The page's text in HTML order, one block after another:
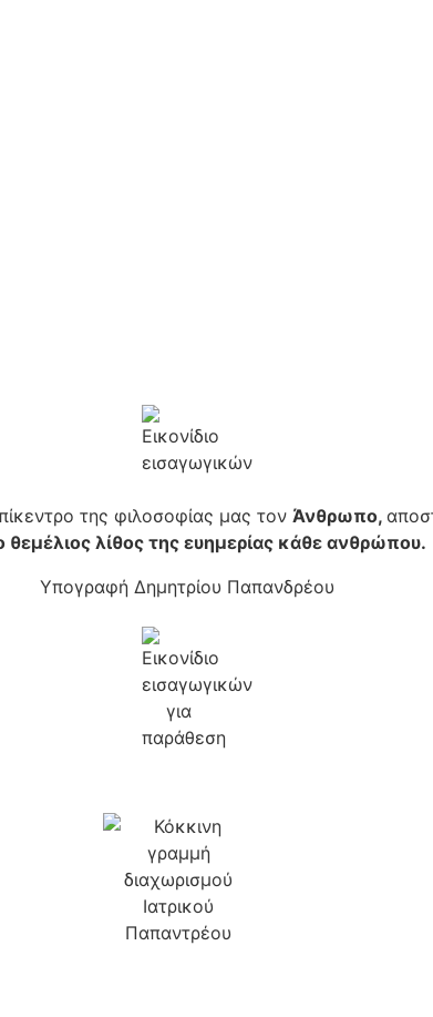
της φιλοσοφίας μας τον Άνθρωπο,
θεμέλιος λίθος της ευημερίας κάθε ανθρώπου.